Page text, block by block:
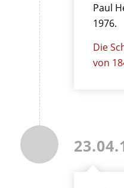
Paul
1976.
Die
von